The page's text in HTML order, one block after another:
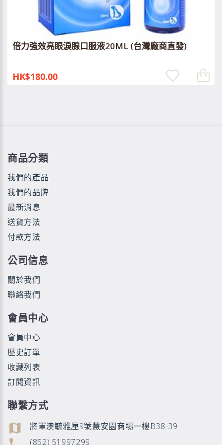
倍力強效亮眼淚腺口服液20ML (台灣廠商直發)
HK$180.00
商品分類
我們的產品
我們的品牌
最新消息
送貨方法
付款方法
公司信息
關於我們
聯絡我們
會員中心
會員中心
歷史訂單
收藏列表
訂閱資訊
聯繫方式
將軍澳毓雅厘9號慧安園商場一樓B38-39
(852) 51997299